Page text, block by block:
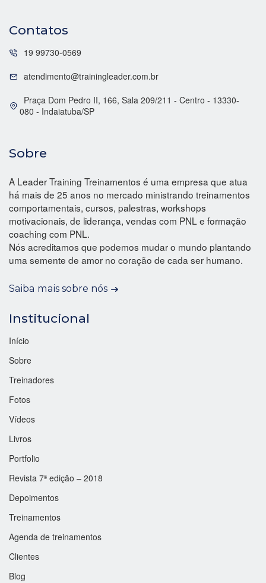
Contatos
19 99730-0569
atendimento@trainingleader.com.br
Praça Dom Pedro II, 166, Sala 209/211 - Centro - 13330-
080 - Indaiatuba/SP
Sobre
A Leader Training Treinamentos é uma empresa que atua
há mais de 25 anos no mercado ministrando treinamentos
comportamentais, cursos, palestras, workshops
motivacionais, de liderança, vendas com PNL e formação
coaching com PNL.
Nós acreditamos que podemos mudar o mundo plantando
uma semente de amor no coração de cada ser humano.
Saiba mais sobre nós
Institucional
Início
Sobre
Treinadores
Fotos
Vídeos
Livros
Portfolio
Revista 7ª edição – 2018
Depoimentos
Treinamentos
Agenda de treinamentos
Clientes
Blog